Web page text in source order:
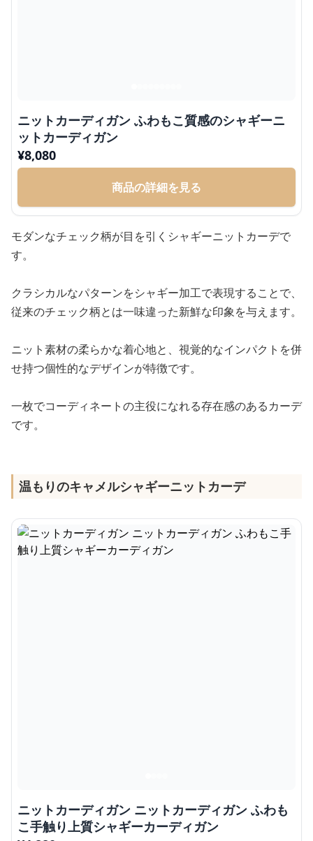
ニットカーディガン ふわもこ質感のシャギーニ
ットカーディガン
¥8,080
商品の詳細を見る
モダンなチェック柄が目を引くシャギーニットカーデで
す。
クラシカルなパターンをシャギー加工で表現することで、
従来のチェック柄とは一味違った新鮮な印象を与えます。
ニット素材の柔らかな着心地と、視覚的なインパクトを併
せ持つ個性的なデザインが特徴です。
一枚でコーディネートの主役になれる存在感のあるカーデ
です。
温もりのキャメルシャギーニットカーデ
ニットカーディガン ニットカーディガン ふわも
こ手触り上質シャギーカーディガン